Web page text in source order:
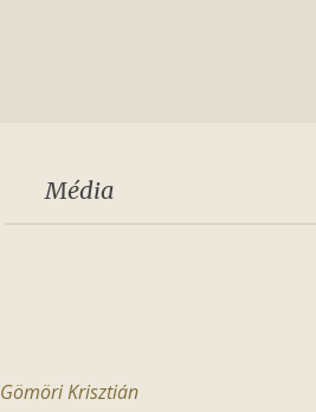
Média
Gömöri Krisztián